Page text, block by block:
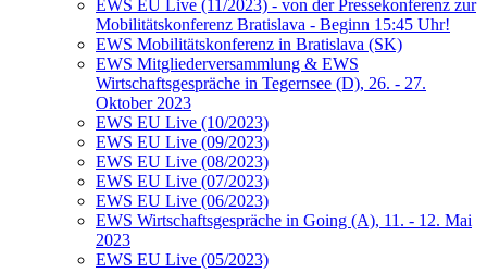
EWS EU Live (11/2023) - von der Pressekonferenz zur
Mobilitätskonferenz Bratislava - Beginn 15:45 Uhr!
EWS Mobilitätskonferenz in Bratislava (SK)
EWS Mitgliederversammlung & EWS
Wirtschaftsgespräche in Tegernsee (D), 26. - 27.
Oktober 2023
EWS EU Live (10/2023)
EWS EU Live (09/2023)
EWS EU Live (08/2023)
EWS EU Live (07/2023)
EWS EU Live (06/2023)
EWS Wirtschaftsgespräche in Going (A), 11. - 12. Mai
2023
EWS EU Live (05/2023)